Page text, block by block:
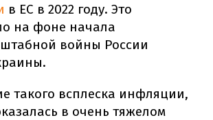
в ЕС в 2022 году. Это
на фоне начала
войны России
такого всплеска инфляции,
в очень тяжелом